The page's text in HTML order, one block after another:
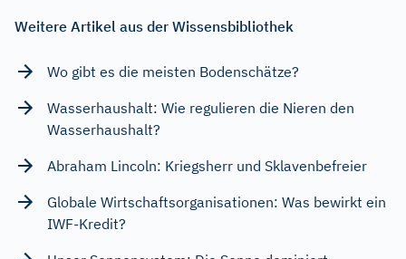
Weitere Artikel aus der Wissensbibliothek
Wo gibt es die meisten Bodenschätze?
Wasserhaushalt: Wie regulieren die Nieren den
Wasserhaushalt?
Abraham Lincoln: Kriegsherr und Sklavenbefreier
Globale Wirtschaftsorganisationen: Was bewirkt ein
IWF-Kredit?